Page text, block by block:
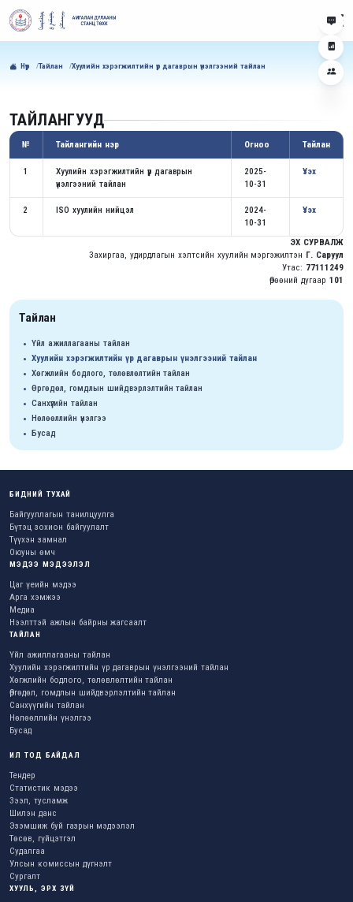
Нүүр Тайлан Хуулийн хэрэгжилтийн үр дагаврын үнэлгээний тайлан
ТАЙЛАНГУУД
№ Тайлангийн нэр Огноо Тайлан
1
Хуулийн хэрэгжилтийн үр дагаврын
үнэлгээний тайлан
2025-
10-31
Үзэх
2 ISO хуулийн нийцэл
2024-
10-31
Үзэх
ЭХ СУРВАЛЖ
Захиргаа, удирдлагын хэлтсийн хуулийн мэргэжилтэн Г. Саруул
Утас: 77111249
Өрөөний дугаар 101
Тайлан
Үйл ажиллагааны тайлан
Хуулийн хэрэгжилтийн үр дагаврын үнэлгээний тайлан
Хөгжлийн бодлого, төлөвлөлтийн тайлан
Өргөдөл, гомдлын шийдвэрлэлтийн тайлан
Санхүүгийн тайлан
Нөлөөллийн үнэлгээ
Бусад
БИДНИЙ ТУХАЙ
Байгууллагын танилцуулга
Бүтэц зохион байгуулалт
Түүхэн замнал
Оюуны өмч
МЭДЭЭ МЭДЭЭЛЭЛ
Цаг үеийн мэдээ
Арга хэмжээ
Медиа
Нээлттэй ажлын байрны жагсаалт
ТАЙЛАН
Үйл ажиллагааны тайлан
Хуулийн хэрэгжилтийн үр дагаврын үнэлгээний тайлан
Хөгжлийн бодлого, төлөвлөлтийн тайлан
Өргөдөл, гомдлын шийдвэрлэлтийн тайлан
Санхүүгийн тайлан
Нөлөөллийн үнэлгээ
Бусад
ИЛ ТОД БАЙДАЛ
Тендер
Статистик мэдээ
Зээл, тусламж
Шилэн данс
Эзэмшиж буй газрын мэдээлэл
Төсөв, гүйцэтгэл
Судалгаа
Улсын комиссын дүгнэлт
Сургалт
ХУУЛЬ, ЭРХ ЗҮЙ